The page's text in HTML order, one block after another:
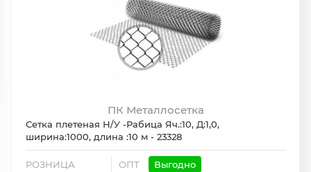
ПК Металлосетка
Сетка плетеная Н/У -Рабица Яч.:10, Д:1,0,
ширина:1000, длина :10 м - 23328
РОЗНИЦА ОПТ Выгодно